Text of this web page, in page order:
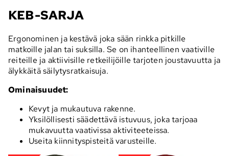
KEB-SARJA
Ergonominen ja kestävä joka sään rinkka pitkille
matkoille jalan tai suksilla. Se on ihanteellinen vaativille
reiteille ja aktiivisille retkeilijöille tarjoten joustavuutta ja
älykkäitä säilytysratkaisuja.
Ominaisuudet:
Kevyt ja mukautuva rakenne.
Yksilöllisesti säädettävä istuvuus, joka tarjoaa
mukavuutta vaativissa aktiviteeteissa.
Useita kiinnityspisteitä varusteille.